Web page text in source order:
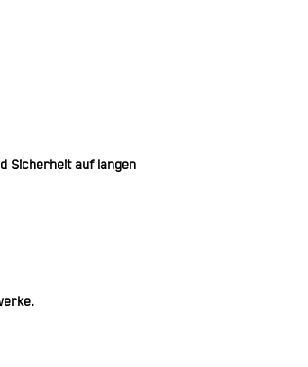
Sicherheit auf langen